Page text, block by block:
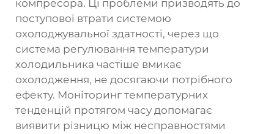
компресора. Ці проблеми призводять до
поступової втрати системою
охолоджувальної здатності, через що
система регулювання температури
холодильника частіше вмикає
охолодження, не досягаючи потрібного
ефекту. Моніторинг температурних
тенденцій протягом часу допомагає
виявити різницю між несправностями